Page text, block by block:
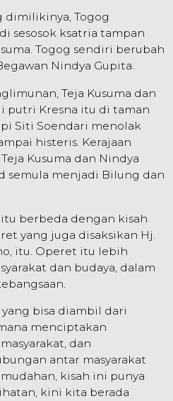
dimilikinya, Togog
sesosok ksatria tampan
Togog sendiri berubah
Nindya Gupita.
Teja Kusuma dan
putri Kresna itu di taman
Siti Soendari menolak
histeris. Kerajaan
Kusuma dan Nindya
semula menjadi Bilung dan
berbeda dengan kisah
yang juga disaksikan Hj.
itu. Operet itu lebih
dan budaya, dalam
bisa diambil dari
menciptakan
dan
antar masyarakat
kisah ini punya
kini kita berada